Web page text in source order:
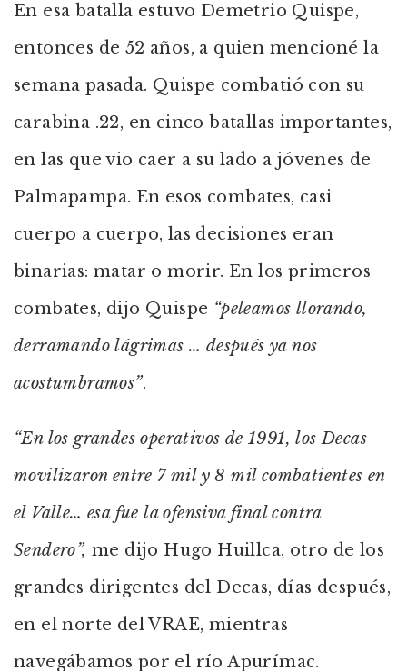
En esa batalla estuvo Demetrio Quispe,
entonces de 52 años, a quien mencioné la
semana pasada. Quispe combatió con su
carabina .22, en cinco batallas importantes,
en las que vio caer a su lado a jóvenes de
Palmapampa. En esos combates, casi
cuerpo a cuerpo, las decisiones eran
binarias: matar o morir. En los primeros
combates, dijo Quispe “peleamos llorando,
derramando lágrimas … después ya nos
acostumbramos”.
“En los grandes operativos de 1991, los Decas
movilizaron entre 7 mil y 8 mil combatientes en
el Valle… esa fue la ofensiva final contra
Sendero”, me dijo Hugo Huillca, otro de los
grandes dirigentes del Decas, días después,
en el norte del VRAE, mientras
navegábamos por el río Apurímac.